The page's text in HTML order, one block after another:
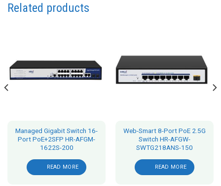
Related products
Managed Gigabit Switch 16-
Port PoE+2SFP HR-AFGM-
1622S-200
READ MORE
Web-Smart 8-Port PoE 2.5G
Switch HR-AFGW-
SWTG218ANS-150
READ MORE